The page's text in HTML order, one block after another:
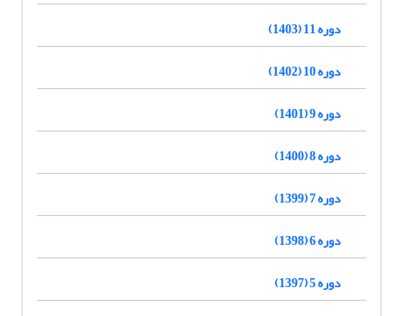
دوره 11 (1403)
دوره 10 (1402)
دوره 9 (1401)
دوره 8 (1400)
دوره 7 (1399)
دوره 6 (1398)
دوره 5 (1397)